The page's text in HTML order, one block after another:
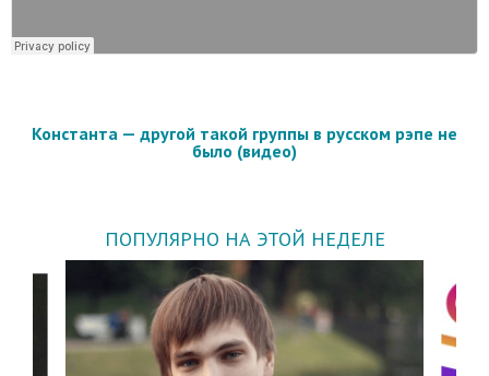
Константа — другой такой группы в русском рэпе не
было (видео)
ПОПУЛЯРНО НА ЭТОЙ НЕДЕЛЕ